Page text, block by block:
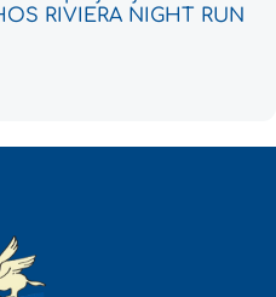
RIVIERA NIGHT RUN